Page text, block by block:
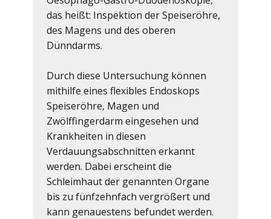
das heißt: Inspektion der Speiseröhre,
des Magens und des oberen
Dünndarms.
Durch diese Untersuchung können
mithilfe eines flexibles Endoskops
Speiseröhre, Magen und
Zwölffingerdarm eingesehen und
Krankheiten in diesen
Verdauungsabschnitten erkannt
werden. Dabei erscheint die
Schleimhaut der genannten Organe
bis zu fünfzehnfach vergrößert und
kann genauestens befundet werden.